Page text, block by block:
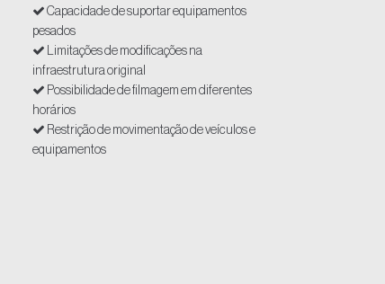
Capacidade de suportar equipamentos
pesados
Limitações de modificações na
infraestrutura original
Possibilidade de filmagem em diferentes
horários
Restrição de movimentação de veículos e
equipamentos